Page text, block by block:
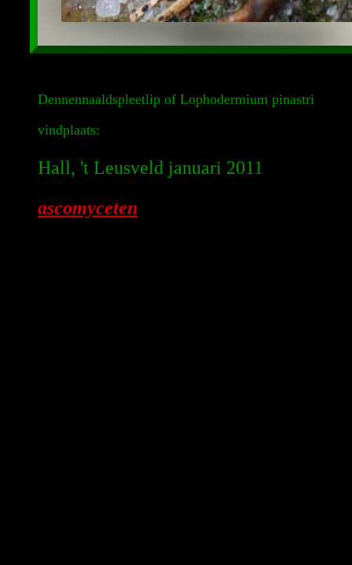
Dennennaaldspleetlip of Lophodermium pinastri
vindplaats:
Hall, 't Leusveld januari 2011
ascomyceten